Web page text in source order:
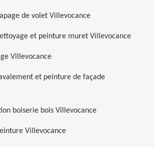
de volet Villevocance
et peinture muret Villevocance
Villevocance
et peinture de façade
boiserie bois Villevocance
Villevocance